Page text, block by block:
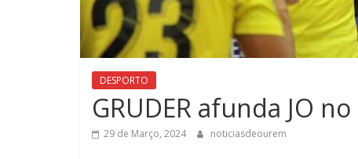
DESPORTO
GRUDER afunda JO
29 de Março, 2024 noticiasdeourem